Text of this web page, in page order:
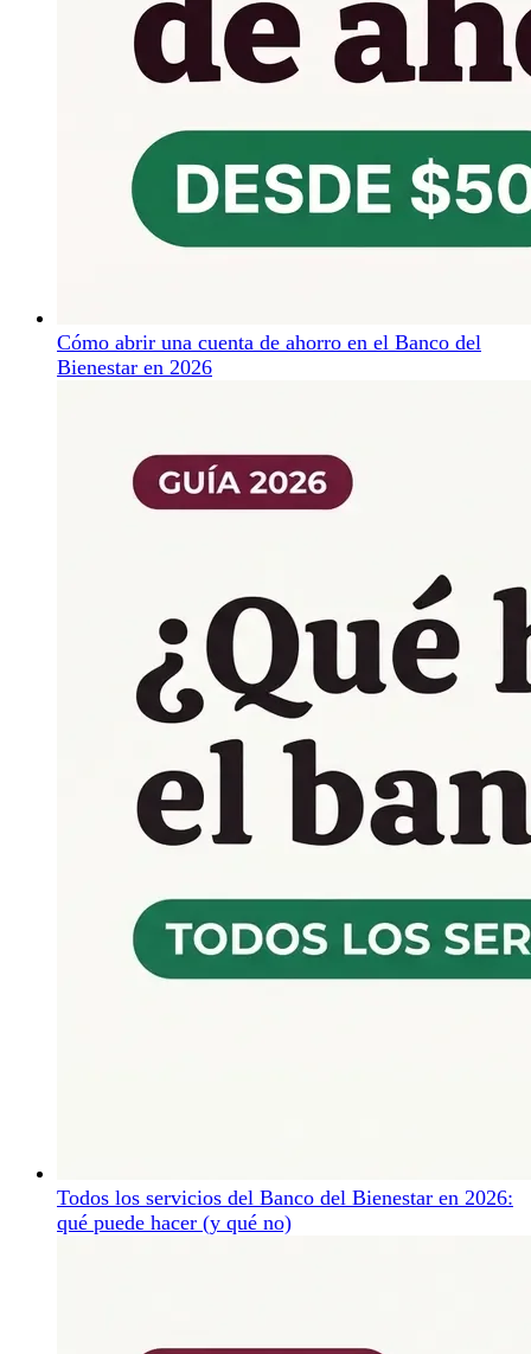
Cómo abrir una cuenta de ahorro en el Banco del
Bienestar en 2026
Todos los servicios del Banco del Bienestar en 2026:
qué puede hacer (y qué no)